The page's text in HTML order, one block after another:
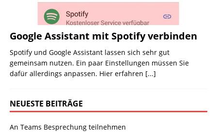
Google Assistant mit Spotify verbinden
Spotify und Google Assistant lassen sich sehr gut
gemeinsam nutzen. Ein paar Einstellungen müssen Sie
dafür allerdings anpassen. Hier erfahren [...]
NEUESTE BEITRÄGE
An Teams Besprechung teilnehmen